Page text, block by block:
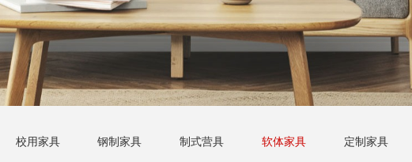
校用家具 钢制家具 制式营具 软体家具 定制家具